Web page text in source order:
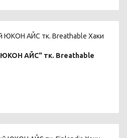
АЙС" тк. Breathable